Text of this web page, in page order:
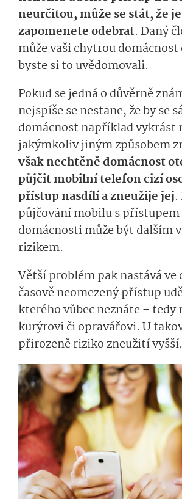
neurčitou, může se stát, že
zapomenete odebrat. Daný
může vaši chytrou
byste si to uvědomovali.
Pokud se jedná o důvěrně
nejspíše se nestane, že by se
domácnost například vykrást
jakýmkoliv jiným způsobem
však nechtěně domácnost
půjčit mobilní telefon cizí
přístup nasdílí a zneužije jej.
půjčování mobilu s
domácnosti může být dalším
rizikem.
Větší problém pak nastává
časově neomezený přístup
kterého vůbec neznáte –
kurýrovi či opravářovi. U
přirozeně riziko zneužití vyšší.